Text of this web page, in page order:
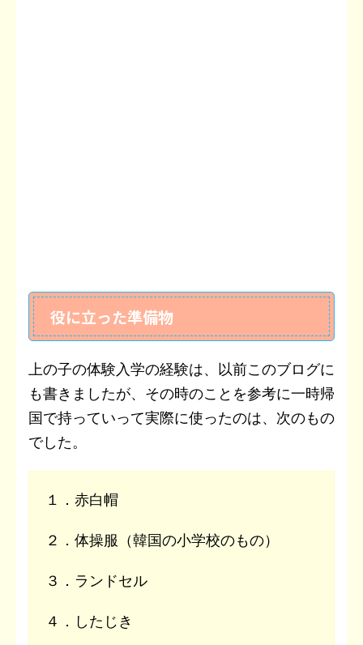
役に立った準備物
上の子の体験入学の経験は、以前このブログに
も書きましたが、その時のことを参考に一時帰
国で持っていって実際に使ったのは、次のもの
でした。
１．赤白帽
２．体操服（韓国の小学校のもの）
３．ランドセル
４．したじき